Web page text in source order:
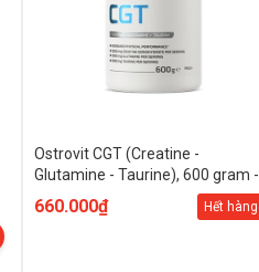
Ostrovit CGT (Creatine -
Glutamine - Taurine), 600 gram -
30 Servings
660.000₫ Hết hàng